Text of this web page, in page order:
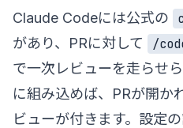
Claude Codeには公式の
があり、PRに対して
/
で一次レビューを走らせ
に組み込めば、PRが開か
ビューが付きます。設定